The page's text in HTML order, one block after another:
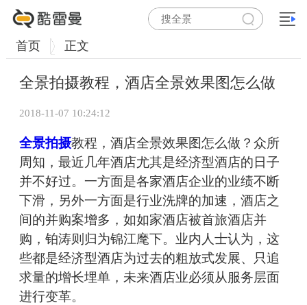
首页 正文
全景拍摄教程，酒店全景效果图怎么做
2018-11-07 10:24:12
全景拍摄教程，酒店全景效果图怎么做？众所
周知，最近几年酒店尤其是经济型酒店的日子
并不好过。一方面是各家酒店企业的业绩不断
下滑，另外一方面是行业洗牌的加速，酒店之
间的并购案增多，如如家酒店被首旅酒店并
购，铂涛则归为锦江麾下。业内人士认为，这
些都是经济型酒店为过去的粗放式发展、只追
求量的增长埋单，未来酒店业必须从服务层面
进行变革。